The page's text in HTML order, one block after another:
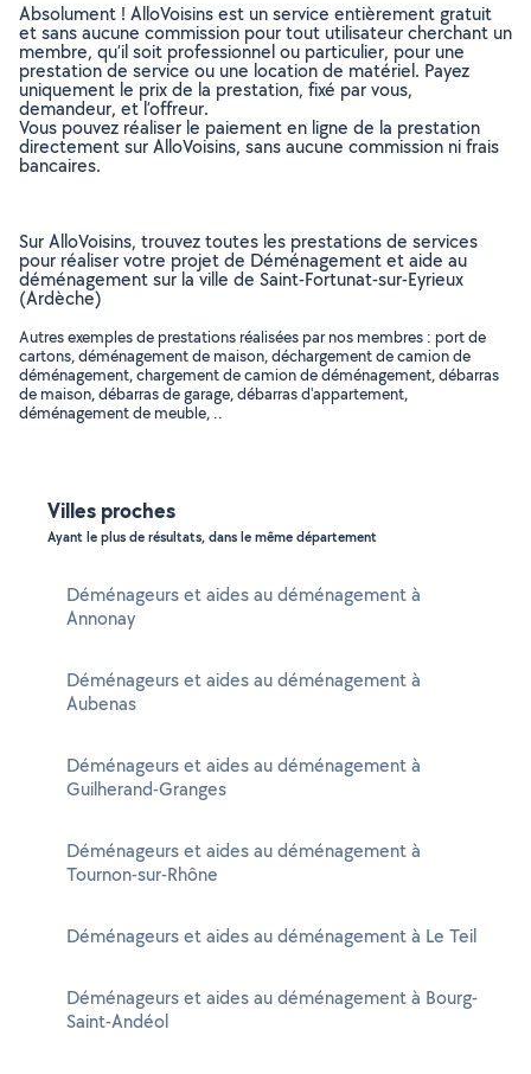
Absolument ! AlloVoisins est un service entièrement gratuit
et sans aucune commission pour tout utilisateur cherchant un
membre, qu’il soit professionnel ou particulier, pour une
prestation de service ou une location de matériel. Payez
uniquement le prix de la prestation, fixé par vous,
demandeur, et l’offreur.
Vous pouvez réaliser le paiement en ligne de la prestation
directement sur AlloVoisins, sans aucune commission ni frais
bancaires.
Sur AlloVoisins, trouvez toutes les prestations de services
pour réaliser votre projet de Déménagement et aide au
déménagement sur la ville de Saint-Fortunat-sur-Eyrieux
(Ardèche)
Autres exemples de prestations réalisées par nos membres : port de
cartons, déménagement de maison, déchargement de camion de
déménagement, chargement de camion de déménagement, débarras
de maison, débarras de garage, débarras d'appartement,
déménagement de meuble, ..
Villes proches
Ayant le plus de résultats, dans le même département
Déménageurs et aides au déménagement à
Annonay
Déménageurs et aides au déménagement à
Aubenas
Déménageurs et aides au déménagement à
Guilherand-Granges
Déménageurs et aides au déménagement à
Tournon-sur-Rhône
Déménageurs et aides au déménagement à Le Teil
Déménageurs et aides au déménagement à Bourg-
Saint-Andéol